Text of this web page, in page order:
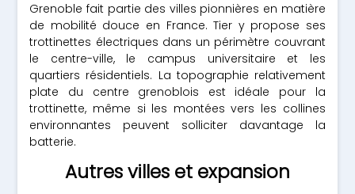
Grenoble fait partie des villes pionnières en matière
de mobilité douce en France. Tier y propose ses
trottinettes électriques dans un périmètre couvrant
le centre-ville, le campus universitaire et les
quartiers résidentiels. La topographie relativement
plate du centre grenoblois est idéale pour la
trottinette, même si les montées vers les collines
environnantes peuvent solliciter davantage la
batterie.
Autres villes et expansion